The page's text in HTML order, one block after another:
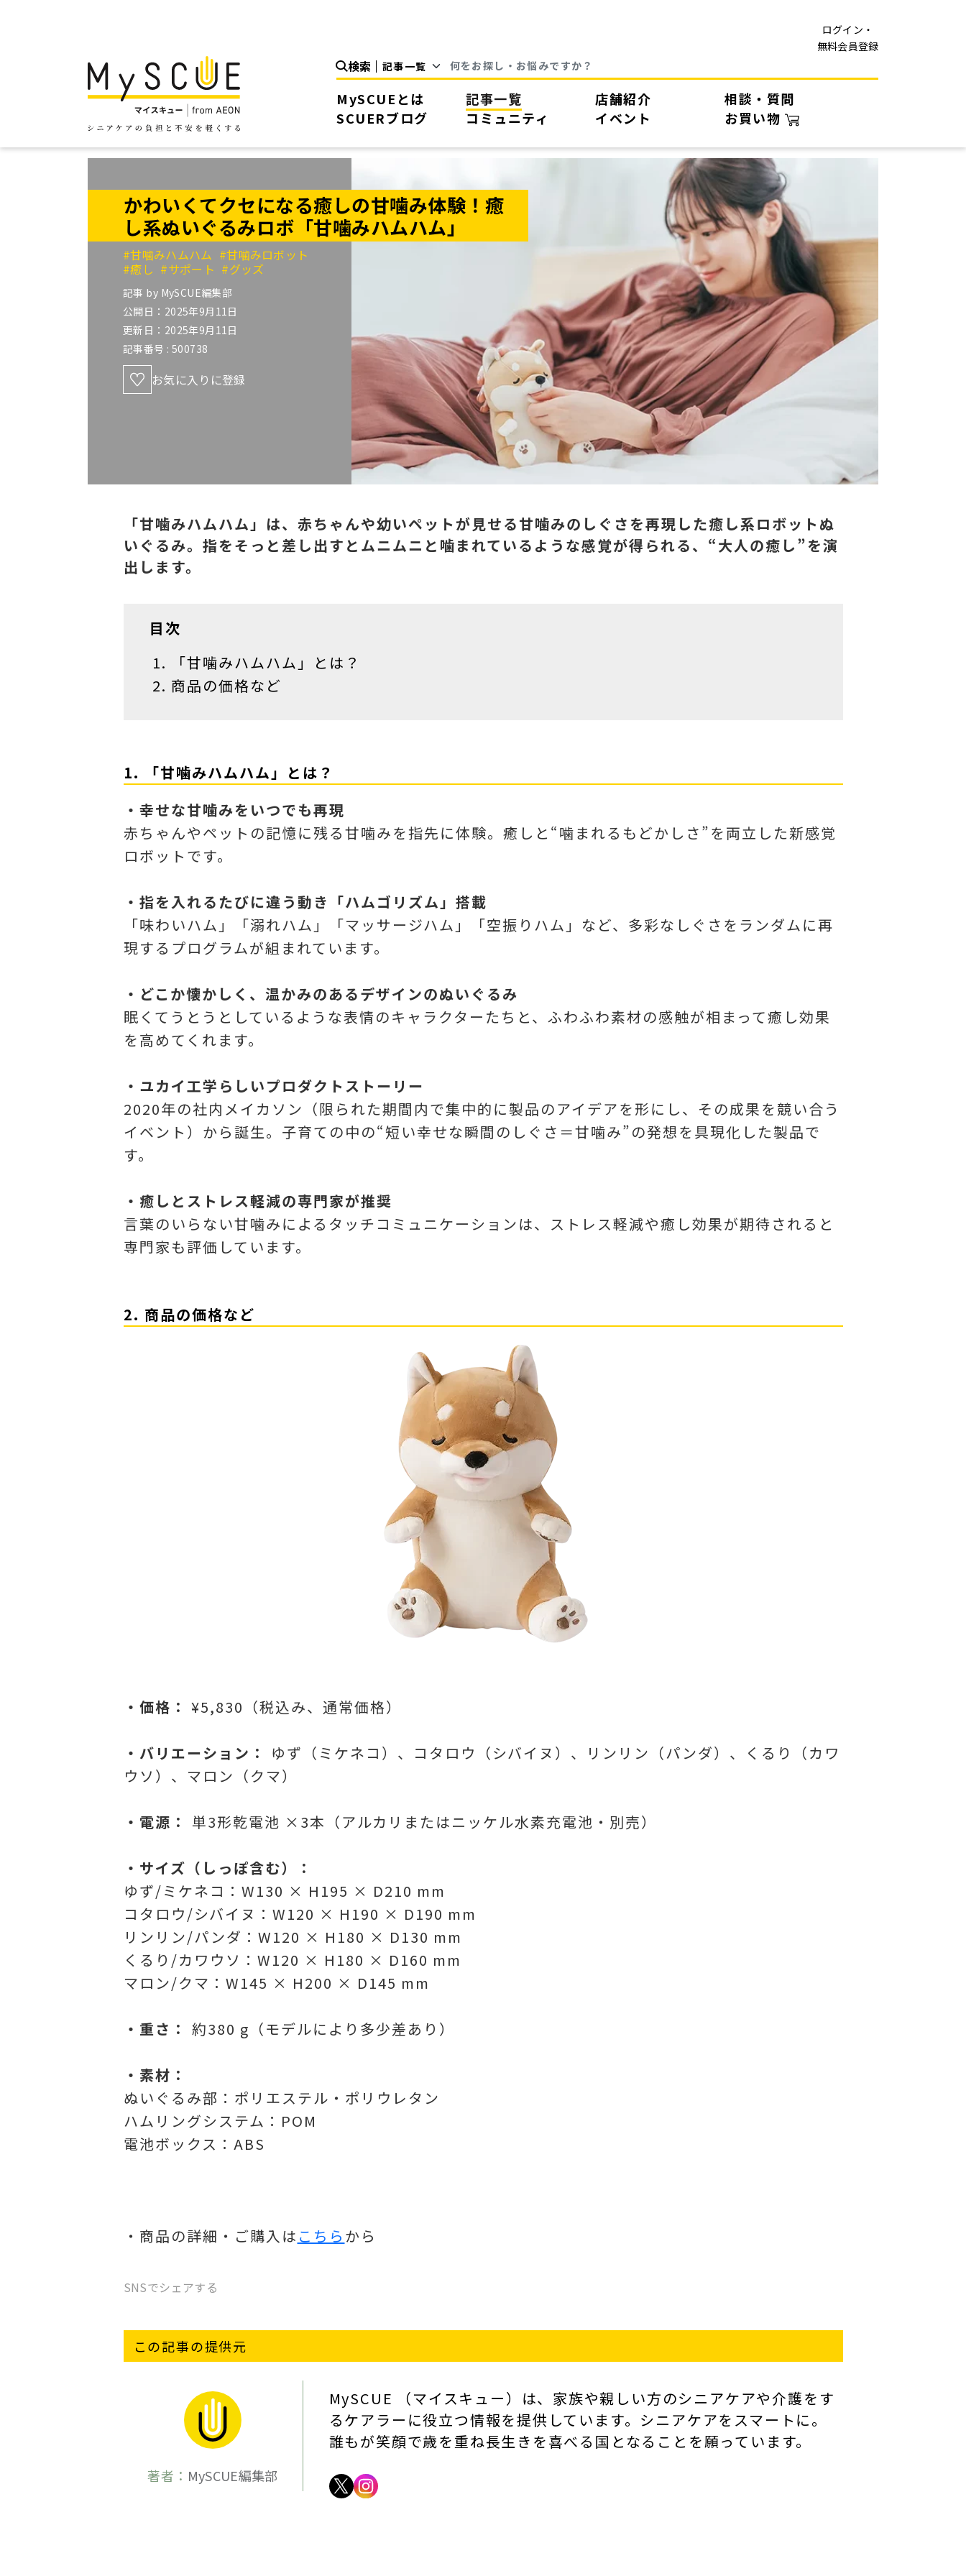
ログイン・
無料会員登録
検索
MySCUEとは 記事一覧 店舗紹介
相談・質問
SCUERブログ
コミュニティ イベント お買い物
かわいくてクセになる癒しの甘噛み体験！癒
し系ぬいぐるみロボ「甘噛みハムハム」
#甘噛みハムハム #甘噛みロボット
#癒し #サポート #グッズ
記事 by MySCUE編集部
公開日：2025年9月11日
更新日：2025年9月11日
記事番号 : 500738
お気に入りに登録
「甘噛みハムハム」は、赤ちゃんや幼いペットが見せる甘噛みのしぐさを再現した癒し系ロボットぬ
いぐるみ。指をそっと差し出すとムニムニと噛まれているような感覚が得られる、“大人の癒し”を演
出します。
目次
「甘噛みハムハム」とは？
商品の価格など
1. 「甘噛みハムハム」とは？
・幸せな甘噛みをいつでも再現
赤ちゃんやペットの記憶に残る甘噛みを指先に体験。癒しと“噛まれるもどかしさ”を両立した新感覚
ロボットです。
・指を入れるたびに違う動き「ハムゴリズム」搭載
「味わいハム」「溺れハム」「マッサージハム」「空振りハム」など、多彩なしぐさをランダムに再
現するプログラムが組まれています。
・どこか懐かしく、温かみのあるデザインのぬいぐるみ
眠くてうとうとしているような表情のキャラクターたちと、ふわふわ素材の感触が相まって癒し効果
を高めてくれます。
・ユカイ工学らしいプロダクトストーリー
2020年の社内メイカソン（限られた期間内で集中的に製品のアイデアを形にし、その成果を競い合う
イベント）から誕生。子育ての中の“短い幸せな瞬間のしぐさ＝甘噛み”の発想を具現化した製品で
す。
・癒しとストレス軽減の専門家が推奨
言葉のいらない甘噛みによるタッチコミュニケーションは、ストレス軽減や癒し効果が期待されると
専門家も評価しています。
2. 商品の価格など
・価格： ¥5,830（税込み、通常価格）
・バリエーション： ゆず（ミケネコ）、コタロウ（シバイヌ）、リンリン（パンダ）、くるり（カワ
ウソ）、マロン（クマ）
・電源： 単3形乾電池 ×3本（アルカリまたはニッケル水素充電池・別売）
・サイズ（しっぽ含む）：
ゆず/ミケネコ：W130 × H195 × D210 mm
コタロウ/シバイヌ：W120 × H190 × D190 mm
リンリン/パンダ：W120 × H180 × D130 mm
くるり/カワウソ：W120 × H180 × D160 mm
マロン/クマ：W145 × H200 × D145 mm
・重さ： 約380 g（モデルにより多少差あり）
・素材：
ぬいぐるみ部：ポリエステル・ポリウレタン
ハムリングシステム：POM
電池ボックス：ABS
・商品の詳細・ご購入は こちら から
SNSでシェアする
この記事の提供元
著者： MySCUE編集部
MySCUE （マイスキュー）は、家族や親しい方のシニアケアや介護をす
るケアラーに役立つ情報を提供しています。シニアケアをスマートに。
誰もが笑顔で歳を重ね長生きを喜べる国となることを願っています。